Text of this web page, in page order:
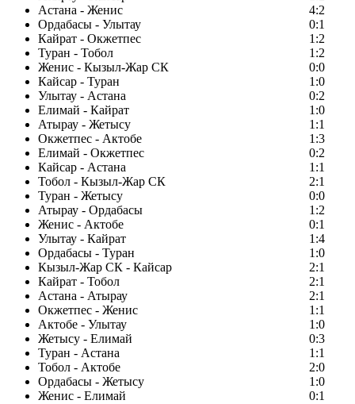
Астана - Женис
4:2
Ордабасы - Улытау
0:1
Кайрат - Окжетпес
1:2
Туран - Тобол
1:2
Женис - Кызыл-Жар СК
0:0
Кайсар - Туран
1:0
Улытау - Астана
0:2
Елимай - Кайрат
1:0
Атырау - Жетысу
1:1
Окжетпес - Актобе
1:3
Елимай - Окжетпес
0:2
Кайсар - Астана
1:1
Тобол - Кызыл-Жар СК
2:1
Туран - Жетысу
0:0
Атырау - Ордабасы
1:2
Женис - Актобе
0:1
Улытау - Кайрат
1:4
Ордабасы - Туран
1:0
Кызыл-Жар СК - Кайсар
2:1
Кайрат - Тобол
2:1
Астана - Атырау
2:1
Окжетпес - Женис
1:1
Актобе - Улытау
1:0
Жетысу - Елимай
0:3
Туран - Астана
1:1
Тобол - Актобе
2:0
Ордабасы - Жетысу
1:0
Женис - Елимай
0:1